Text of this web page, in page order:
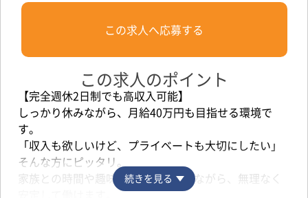
この求人へ応募する
この求人のポイント
【完全週休2日制でも高収入可能】
しっかり休みながら、月給40万円も目指せる環境で
す。
「収入も欲しいけど、プライベートも大切にしたい」
そんな方にピッタリ。
家族との時間や趣味の時間を確保しながら、無理なく
続きを見る